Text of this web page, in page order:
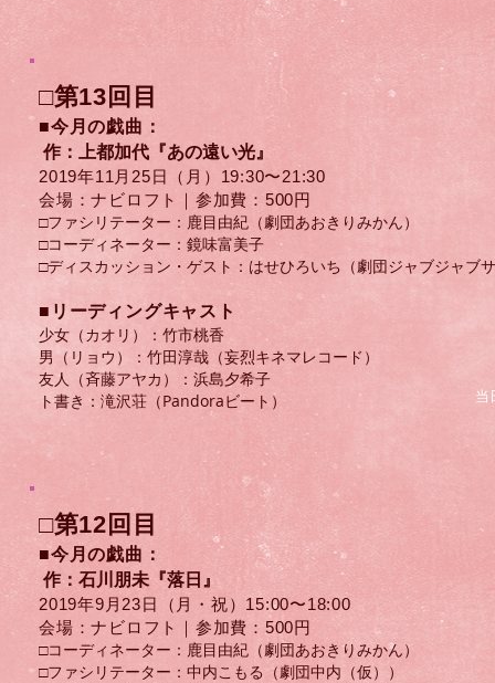
□第13回目
■今月の戯曲：
作：上都加代『あの遠い光』
2019年11月25日（月 ）​19:30〜21:30
会場：ナビロフト｜参加費：500円
□ファシリテーター：鹿目由紀（劇団あおきりみかん）
□コーディネーター：鏡味富美子
□ディスカッション・ゲスト：​はせひろいち（劇団ジャブジャブ
​■リーディングキャスト
少女（カオリ）：竹市桃香
男（リョウ）：竹田淳哉（妄烈キネマレコード）
友人（斉藤アヤカ）：浜島夕希子
ト書き：滝沢荘​（Pandoraビート）
当
□第12回目
■今月の戯曲：
作：石川朋未『落日』
2019年9月23日（月・祝）​15:00〜18:00
会場：ナビロフト｜参加費：500円
□コーディネーター：鹿目由紀（劇団あおきりみかん）
□ファシリテーター：中内こもる（劇団中内（仮））